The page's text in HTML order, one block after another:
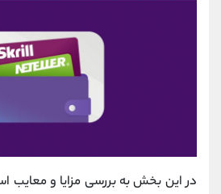
در این بخش به بررسی مزایا و معایب